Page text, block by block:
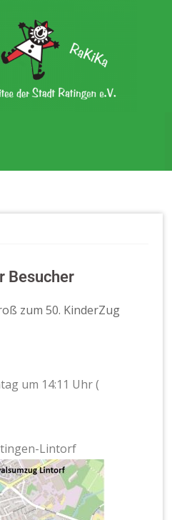
Besucher
zum 50. KinderZug
um 14:11 Uhr (
Lintorf